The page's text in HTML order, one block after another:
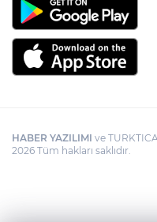
HABER YAZILIMI ve
2026 Tüm hakları saklıdır.